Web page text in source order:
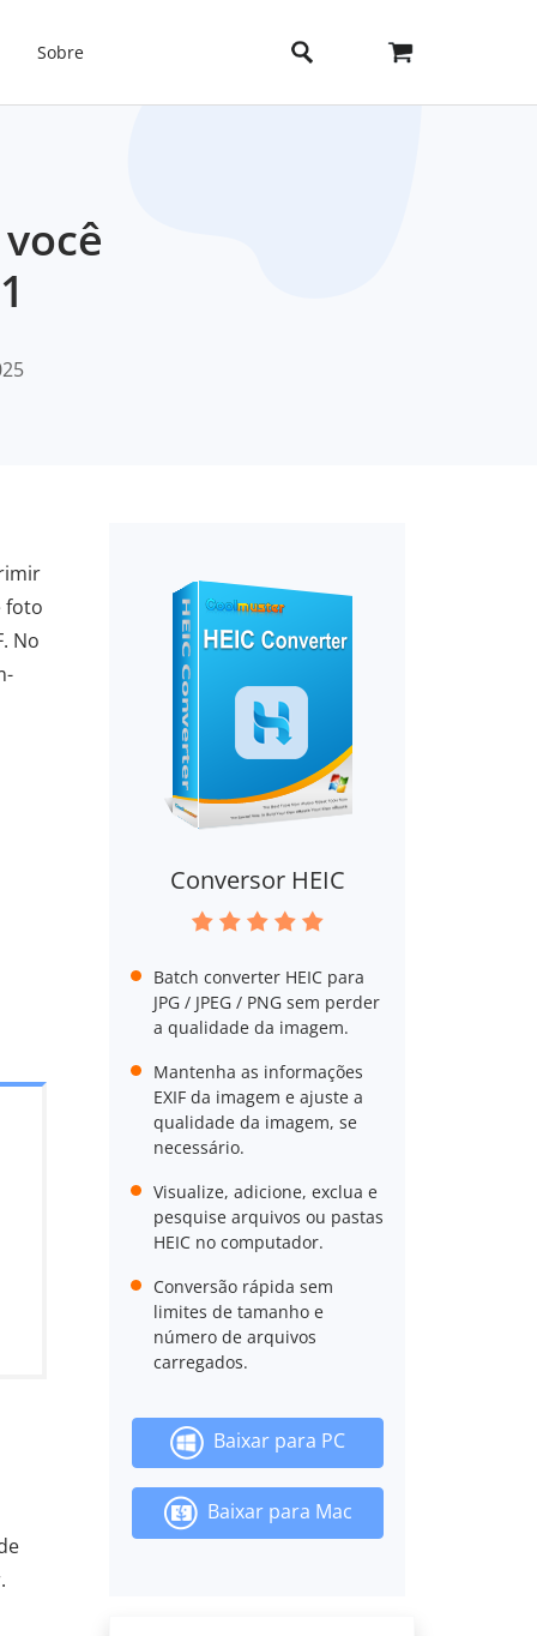
Sobre
foto
No
Conversor HEIC
Batch converter HEIC para
JPG / JPEG / PNG sem perder
a qualidade da imagem.
Mantenha as informações
EXIF da imagem e ajuste a
qualidade da imagem, se
necessário.
Visualize, adicione, exclua e
pesquise arquivos ou pastas
HEIC no computador.
Conversão rápida sem
limites de tamanho e
número de arquivos
carregados.
Baixar para PC
Baixar para Mac